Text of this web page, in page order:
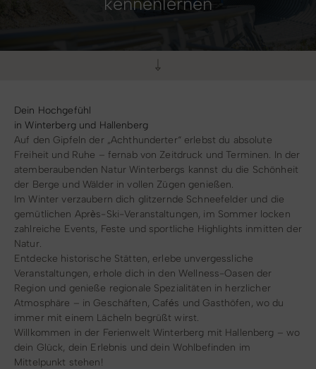
Dein Hochgefühl
in Winterberg und Hallenberg
Auf den Gipfeln der „Achthunderter“ erlebst du absolute
Freiheit und Ruhe – fernab von Zeitdruck und Terminen. In der
atemberaubenden Natur Winterbergs kannst du die Schönheit
der Berge und Wälder in vollen Zügen genießen.
Im Winter verzaubern dich glitzernde Schneefelder und die
gemütlichen Après-Ski-Veranstaltungen, im Sommer locken
zahlreiche Events, Feste und sportliche Highlights inmitten der
Natur.
Entdecke historische Stätten, erlebe unvergessliche
Veranstaltungen, erhole dich in den Wellness-Oasen der
Region und genieße regionale Spezialitäten in herzlicher
Atmosphäre – in Geschäften, Cafés und Gasthöfen, wo du
immer mit einem Lächeln begrüßt wirst.
Willkommen in der Ferienwelt Winterberg mit Hallenberg – wo
dein Glück, dein Erlebnis und dein Wohlbefinden im
Mittelpunkt stehen!